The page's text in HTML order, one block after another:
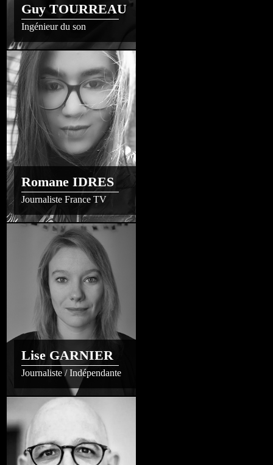
Guy TOURREAU
Ingénieur du son
Romane IDRES
Journaliste France TV
Lise GARNIER
Journaliste / Indépendante